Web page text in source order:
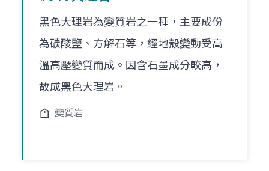
黑色大理岩為變質岩之一種，主要成份
為碳酸鹽、方解石等，經地殼變動受高
溫高壓變質而成。因含石墨成分較高，
故成黑色大理岩。
變質岩